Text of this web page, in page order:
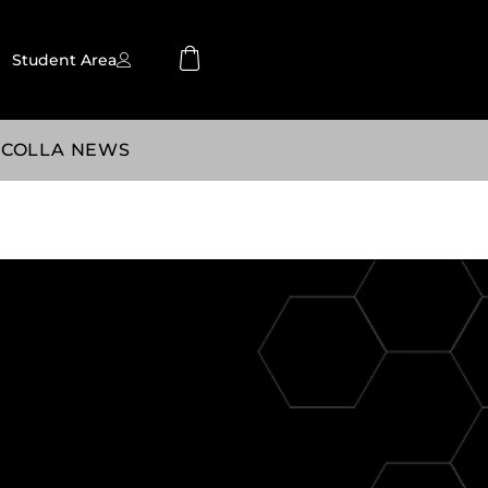
Student Area
NEWS